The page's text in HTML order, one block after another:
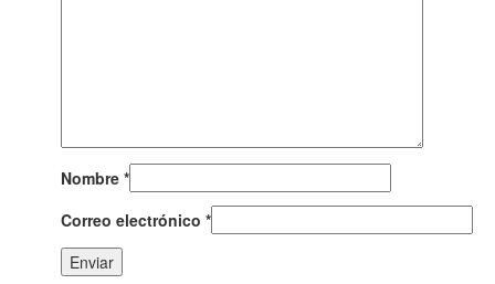
Nombre *
Correo electrónico *